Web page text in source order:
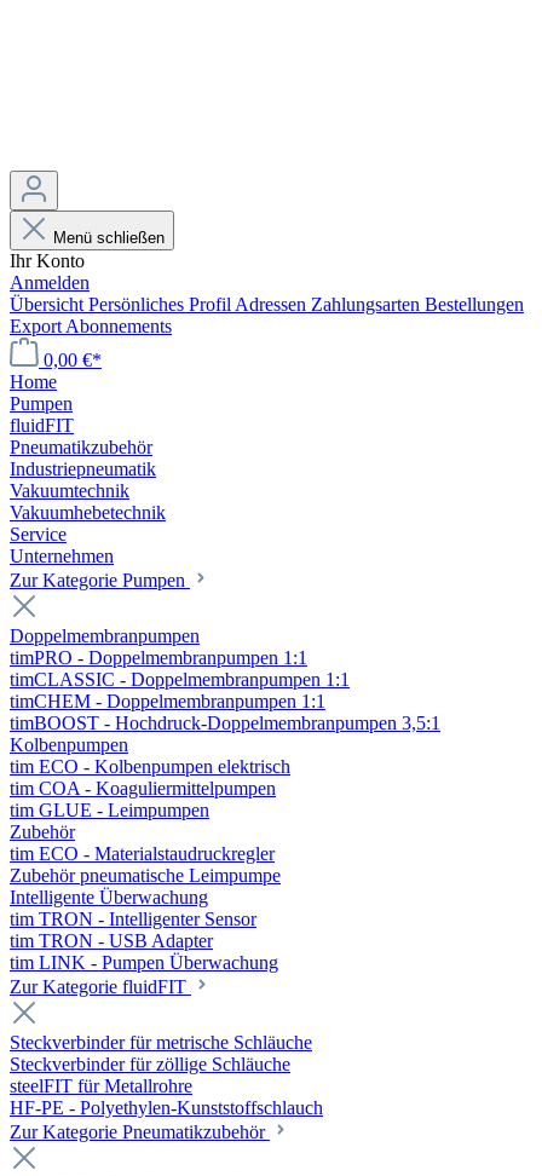
Menü schließen
Ihr Konto
Anmelden
Übersicht Persönliches Profil Adressen Zahlungsarten Bestellungen
Export Abonnements
0,00 €*
Home
Pumpen
fluidFIT
Pneumatikzubehör
Industriepneumatik
Vakuumtechnik
Vakuumhebetechnik
Service
Unternehmen
Zur Kategorie Pumpen
Doppelmembranpumpen
timPRO - Doppelmembranpumpen 1:1
timCLASSIC - Doppelmembranpumpen 1:1
timCHEM - Doppelmembranpumpen 1:1
timBOOST - Hochdruck-Doppelmembranpumpen 3,5:1
Kolbenpumpen
tim ECO - Kolbenpumpen elektrisch
tim COA - Koaguliermittelpumpen
tim GLUE - Leimpumpen
Zubehör
tim ECO - Materialstaudruckregler
Zubehör pneumatische Leimpumpe
Intelligente Überwachung
tim TRON - Intelligenter Sensor
tim TRON - USB Adapter
tim LINK - Pumpen Überwachung
Zur Kategorie fluidFIT
Steckverbinder für metrische Schläuche
Steckverbinder für zöllige Schläuche
steelFIT für Metallrohre
HF-PE - Polyethylen-Kunststoffschlauch
Zur Kategorie Pneumatikzubehör